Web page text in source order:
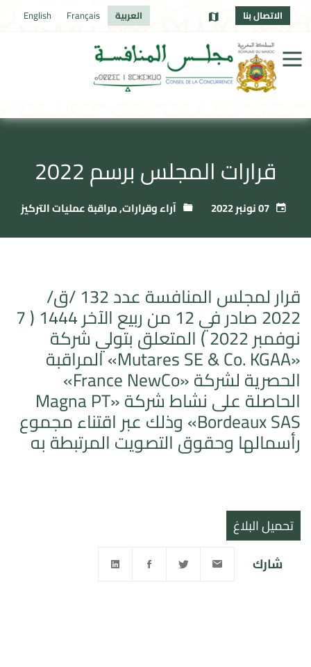
الاتصال بنا العربية Français
English
قرارات المجلس برسم 2022
07 نونبر 2022 آراء وقرارات,مراقبة عمليات التركيز
قرار لمجلس المنافسة عدد 132 /ق/
2022 صادر في 12 من ربيع الآخر 1444 ( 7
نوفمبر 2022 ) المتعلق بتولي شركة
«Mutares SE & Co. KGAA» المراقبة
الحصرية لشركة «France NewCo»
الحاصلة على نشاط شركة «Magna PT
Bordeaux SAS» وذلك عبر اقتناء مجموع
رأسمالها وحقوق التصويت المرتبطة به
تحميل البلاغ
شارك